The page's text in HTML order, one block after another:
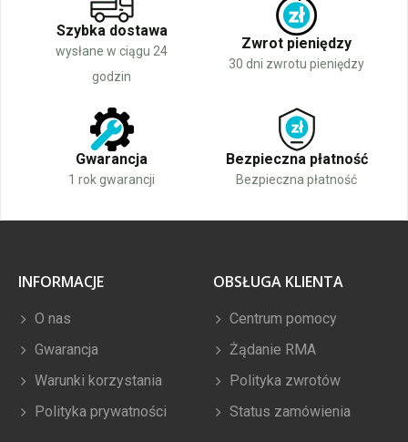
Szybka dostawa
wysłane w ciągu 24
godzin
Zwrot pieniędzy
30 dni zwrotu pieniędzy
Gwarancja
1 rok gwarancji
Bezpieczna płatność
Bezpieczna płatność
INFORMACJE
O nas
Gwarancja
Warunki korzystania
Polityka prywatności
OBSŁUGA KLIENTA
Centrum pomocy
Żądanie RMA
Polityka zwrotów
Status zamówienia